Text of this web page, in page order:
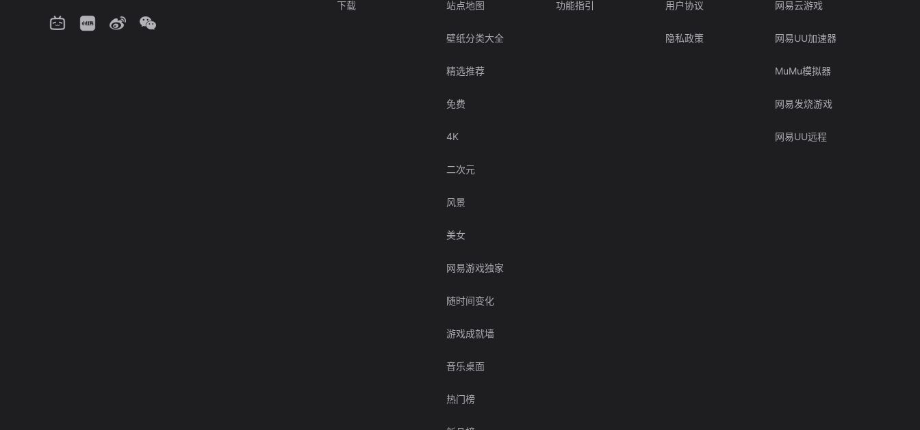
下载 站点地图
壁纸分类大全
精选推荐
免费
4K
二次元
风景
美女
网易游戏独家
随时间变化
游戏成就墙
音乐桌面
热门榜
功能指引 用户协议
隐私政策
网易云游戏
网易UU加速器
MuMu模拟器
网易发烧游戏
网易UU远程